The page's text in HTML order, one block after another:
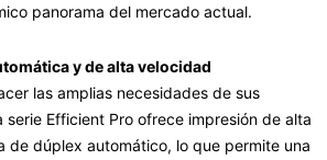
panorama del mercado actual.
y de alta velocidad
las amplias necesidades de sus
serie Efficient Pro ofrece impresión de alta
de dúplex automático, lo que permite una